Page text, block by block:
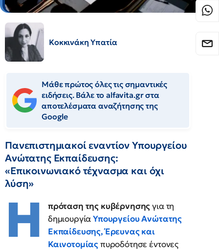
Κοκκινάκη Υπατία
Μάθε πρώτος όλες τις σημαντικές
ειδήσεις. Βάλε το alfavita.gr στα
αποτελέσματα αναζήτησης της
Google
Πανεπιστημιακοί εναντίον Υπουργείου
Ανώτατης Εκπαίδευσης:
«Επικοινωνιακό τέχνασμα και όχι
λύση»
Η πρόταση της κυβέρνησηςγια τη
δημιουργίαΥπουργείου Ανώτατης
Εκπαίδευσης, Έρευνας και
Καινοτομίαςπυροδότησε έντονες